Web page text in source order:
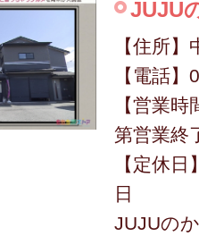
JUJU
【住所
【電話
【営業
第営業終
【定休
日
JUJUの